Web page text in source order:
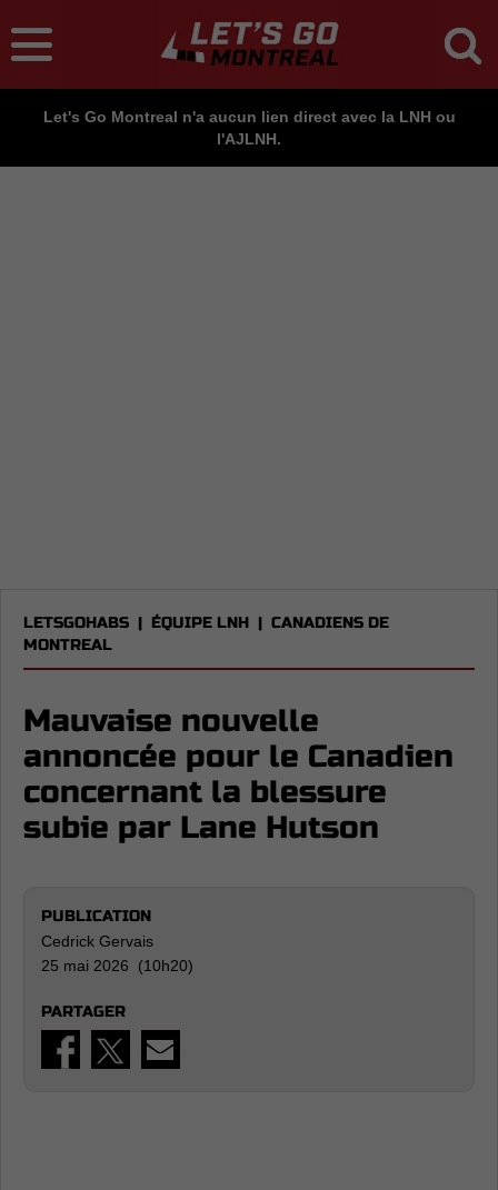
Let's Go Montreal n'a aucun lien direct avec la LNH ou
l'AJLNH.
LETSGOHABS | ÉQUIPE LNH | CANADIENS DE
MONTREAL
Mauvaise nouvelle
annoncée pour le Canadien
concernant la blessure
subie par Lane Hutson
PUBLICATION
Cedrick Gervais
25 mai 2026 (10h20)
PARTAGER